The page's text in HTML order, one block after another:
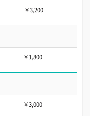
￥3,200
￥1,800
￥3,000